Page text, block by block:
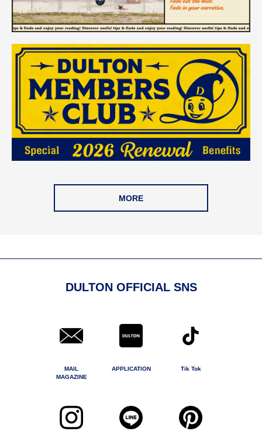
MORE
DULTON OFFICIAL SNS
MAIL
MAGAZINE
APPLICATION Tik Tok